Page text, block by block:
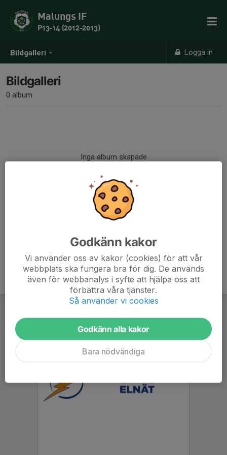
Bildgalleri Logga in
Malungs IF
P13-14 (2012-2013)
Bildgalleri
0 album
Inga album skapade
Godkänn kakor
Vi använder oss av kakor (cookies) för att vår
webbplats ska fungera bra för dig. De används
även för webbanalys i syfte att hjälpa oss att
förbättra våra tjänster.
Så använder vi cookies
Godkänn alla kakor
Bara nödvändiga